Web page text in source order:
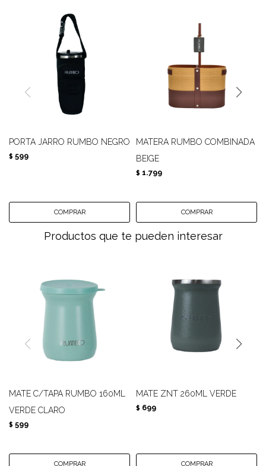
PORTA JARRO RUMBO NEGRO
$ 599
MATERA RUMBO COMBINADA
BEIGE
$ 1.799
Productos que te pueden interesar
MATE C/TAPA RUMBO 160ML
VERDE CLARO
$ 599
MATE ZNT 260ML VERDE
$ 699